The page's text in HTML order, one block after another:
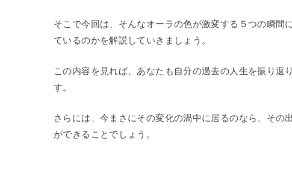
そこで今回は、そんなオーラの色が激変する５つの瞬間
ているのかを解説していきましょう。
この内容を見れば、あなたも自分の過去の人生を振り返
す。
さらには、今まさにその変化の渦中に居るのなら、その
ができることでしょう。